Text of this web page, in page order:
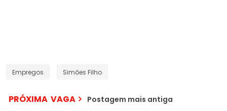
Empregos Simões Filho
PRÓXIMA VAGA Postagem mais antiga